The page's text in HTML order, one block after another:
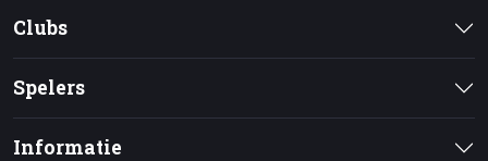
Clubs
Spelers
Informatie